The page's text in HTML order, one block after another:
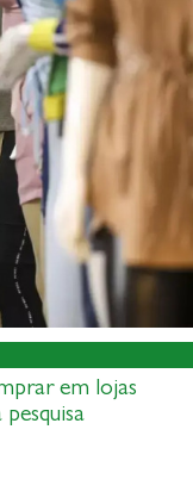
em lojas